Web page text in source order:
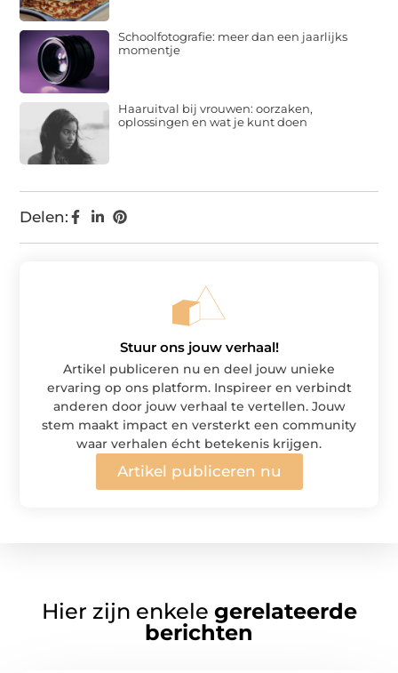
Delen:
Schoolfotografie: meer dan een jaarlijks
momentje
Haaruitval bij vrouwen: oorzaken,
oplossingen en wat je kunt doen
Stuur ons jouw verhaal!
Artikel publiceren nu en deel jouw unieke
ervaring op ons platform. Inspireer en verbindt
anderen door jouw verhaal te vertellen. Jouw
stem maakt impact en versterkt een community
waar verhalen écht betekenis krijgen.
Artikel publiceren nu
Hier zijn enkele gerelateerde
berichten